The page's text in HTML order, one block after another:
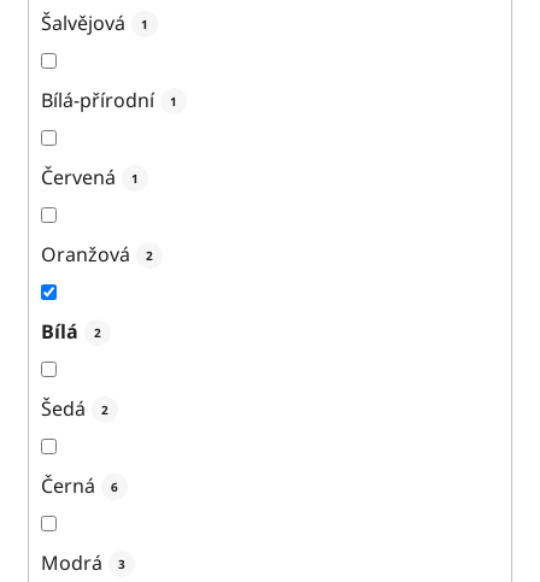
Šalvějová 1
Bílá-přírodní 1
Červená 1
Oranžová 2
Bílá 2
Šedá 2
Černá 6
Modrá 3